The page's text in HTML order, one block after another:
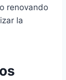
renovando
la